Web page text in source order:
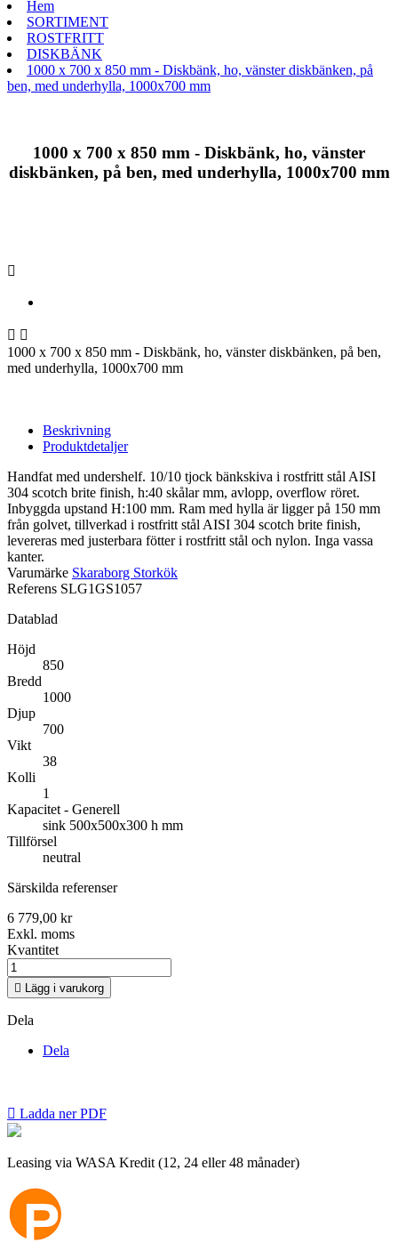
Hem
SORTIMENT
ROSTFRITT
DISKBÄNK
1000 x 700 x 850 mm - Diskbänk, ho, vänster diskbänken, på
ben, med underhylla, 1000x700 mm
1000 x 700 x 850 mm - Diskbänk, ho, vänster
diskbänken, på ben, med underhylla, 1000x700 mm

 
1000 x 700 x 850 mm - Diskbänk, ho, vänster diskbänken, på ben,
med underhylla, 1000x700 mm
Beskrivning
Produktdetaljer
Handfat med undershelf. 10/10 tjock bänkskiva i rostfritt stål AISI
304 scotch brite finish, h:40 skålar mm, avlopp, overflow röret.
Inbyggda upstand H:100 mm. Ram med hylla är ligger på 150 mm
från golvet, tillverkad i rostfritt stål AISI 304 scotch brite finish,
levereras med justerbara fötter i rostfritt stål och nylon. Inga vassa
kanter.
Varumärke Skaraborg Storkök
Referens SLG1GS1057
Datablad
Höjd
850
Bredd
1000
Djup
700
Vikt
38
Kolli
1
Kapacitet - Generell
sink 500x500x300 h mm
Tillförsel
neutral
Särskilda referenser
6 779,00 kr
Exkl. moms
Kvantitet
 Lägg i varukorg
Dela
Dela
 Ladda ner PDF
Leasing via WASA Kredit (12, 24 eller 48 månader)